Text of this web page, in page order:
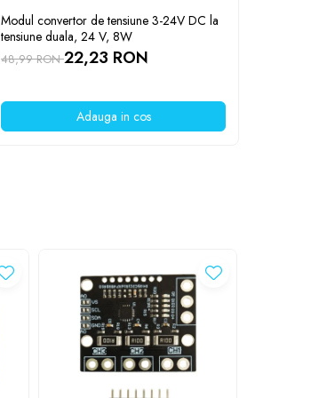
Modul convertor de tensiune 3-24V DC la
tensiune duala, 24 V, 8W
48,99 RON22,23 RON
Adauga in cos